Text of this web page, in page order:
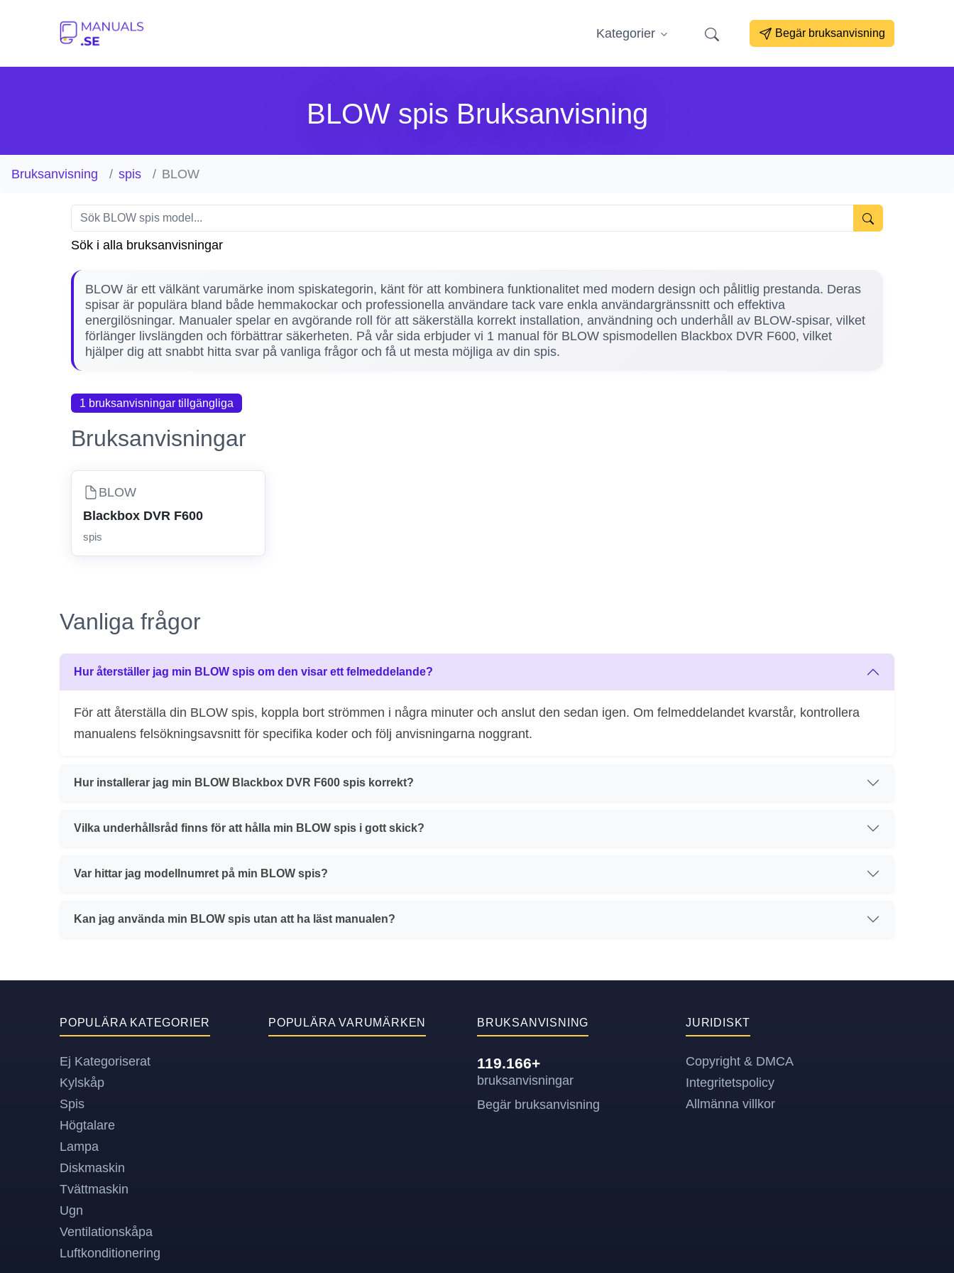
Kategorier Begär bruksanvisning
BLOW spis Bruksanvisning
Bruksanvisning spis BLOW
Sök i alla bruksanvisningar
BLOW är ett välkänt varumärke inom spiskategorin, känt för att kombinera funktionalitet med modern design och pålitlig prestanda. Deras
spisar är populära bland både hemmakockar och professionella användare tack vare enkla användargränssnitt och effektiva
energilösningar. Manualer spelar en avgörande roll för att säkerställa korrekt installation, användning och underhåll av BLOW-spisar, vilket
förlänger livslängden och förbättrar säkerheten. På vår sida erbjuder vi 1 manual för BLOW spismodellen Blackbox DVR F600, vilket
hjälper dig att snabbt hitta svar på vanliga frågor och få ut mesta möjliga av din spis.
1 bruksanvisningar tillgängliga
Bruksanvisningar
BLOW
Blackbox DVR F600
spis
Vanliga frågor
Hur återställer jag min BLOW spis om den visar ett felmeddelande?
För att återställa din BLOW spis, koppla bort strömmen i några minuter och anslut den sedan igen. Om felmeddelandet kvarstår, kontrollera
manualens felsökningsavsnitt för specifika koder och följ anvisningarna noggrant.
Hur installerar jag min BLOW Blackbox DVR F600 spis korrekt?
Vilka underhållsråd finns för att hålla min BLOW spis i gott skick?
Var hittar jag modellnumret på min BLOW spis?
Kan jag använda min BLOW spis utan att ha läst manualen?
POPULÄRA KATEGORIER
Ej Kategoriserat
Kylskåp
Spis
Högtalare
Lampa
Diskmaskin
Tvättmaskin
Ugn
Ventilationskåpa
Luftkonditionering
POPULÄRA VARUMÄRKEN BRUKSANVISNING
119.166+
bruksanvisningar
Begär bruksanvisning
JURIDISKT
Copyright & DMCA
Integritetspolicy
Allmänna villkor